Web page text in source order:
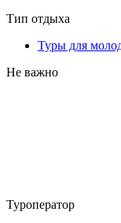
Тип отдыха
Туры для
Не важно
Туроператор